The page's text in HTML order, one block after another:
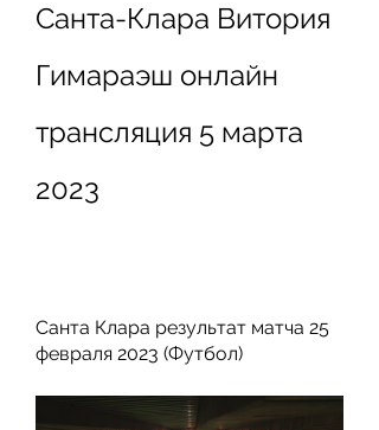
Санта-Клара Витория
Гимараэш онлайн
трансляция 5 марта
2023
Санта Клара результат матча 25
февраля 2023 (Футбол)